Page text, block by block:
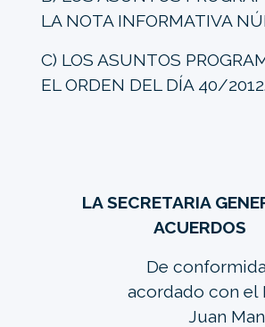
LA NOTA INFORMATIVA
C) LOS ASUNTOS
EL ORDEN DEL DÍA 40/2012.
LA SECRETARIA
ACUERDOS
De
acordado con el
Juan